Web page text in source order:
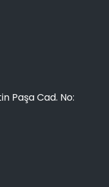
Paşa Cad. No: